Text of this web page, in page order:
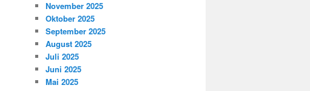
November 2025
Oktober 2025
September 2025
August 2025
Juli 2025
Juni 2025
Mai 2025